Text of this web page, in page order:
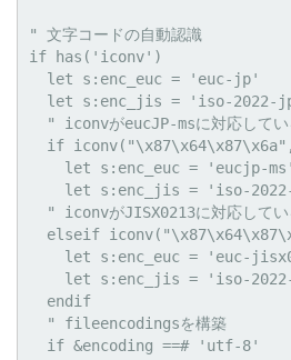
" 文字コードの自動認識
if has('iconv')
  let s:enc_euc = 'euc-jp'
let s:enc_jis = 'iso-2022-
" iconvがeucJP-msに対応してい
if
    let s:enc_euc = 'eucjp-ms'
let s:enc_jis = 'iso-
" iconvがJISX0213に対応してい
elseif
let s:enc_euc = 'euc-
let s:enc_jis = 'iso-
  endif
  " fileencodingsを構築
  if &encoding ==# 'utf-8'